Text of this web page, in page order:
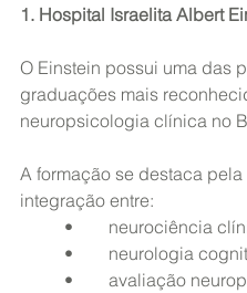
1. Hospital Israelita Albert
O Einstein possui uma das
graduações mais
neuropsicologia clínica no
A formação se destaca pela
integração entre:
•	neurociência
•	neurologia
•	avaliação